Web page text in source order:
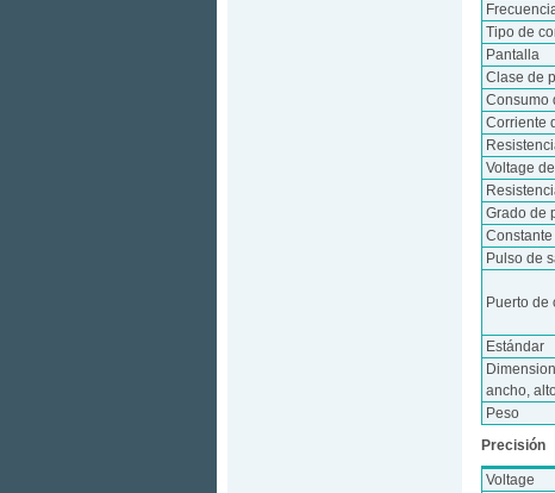
Tipo de
Pantalla
Clase de
Consumo
Corriente
Voltage
Grado de
Constante
Pulso de
Puerto de
Estándar
ancho,
Peso
Precisión
Voltage